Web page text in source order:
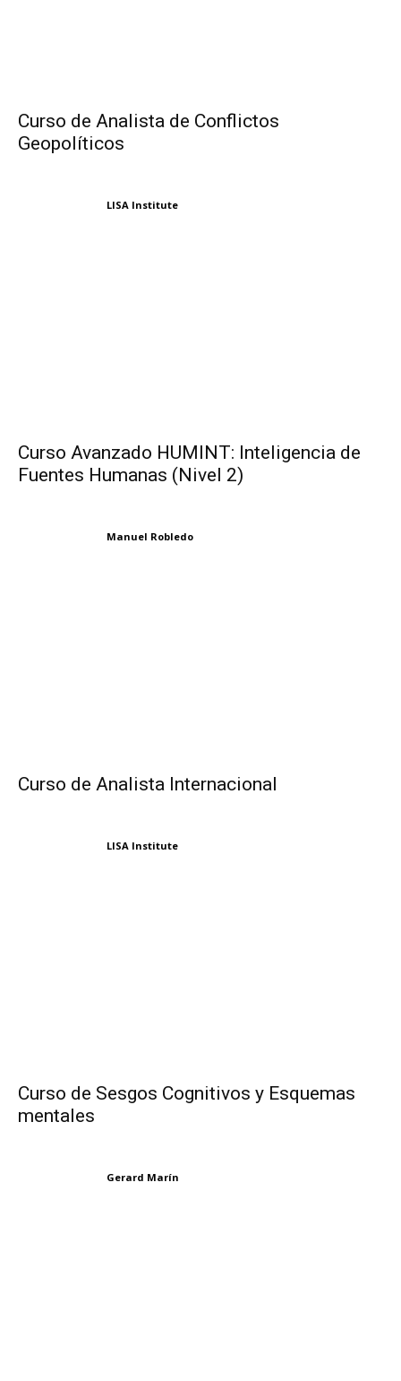
Curso de Analista de Conflictos
Geopolíticos
LISA Institute
Curso Avanzado HUMINT: Inteligencia de
Fuentes Humanas (Nivel 2)
Manuel Robledo
Curso de Analista Internacional
LISA Institute
Curso de Sesgos Cognitivos y Esquemas
mentales
Gerard Marín